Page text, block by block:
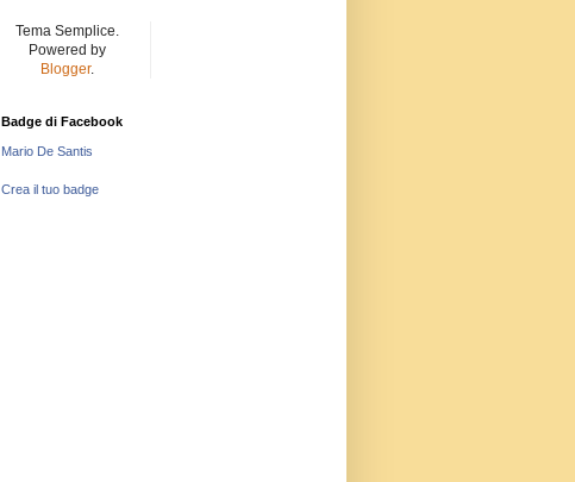
Tema Semplice.
Powered by
Blogger.
Badge di Facebook
Mario De Santis
Crea il tuo badge